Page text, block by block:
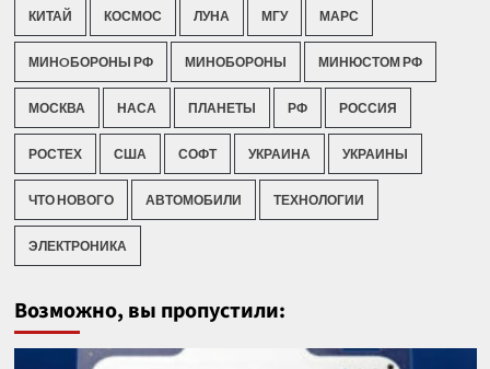
КИТАЙ КОСМОС ЛУНА МГУ МАРС
МИНOБОРОНЫ РФ МИНОБОРОНЫ МИНЮСТОМ РФ
МОСКВА НАСА ПЛАНЕТЫ РФ РОССИЯ
РОСТЕХ США СОФТ УКРАИНА УКРАИНЫ
ЧТО НОВОГО АВТОМОБИЛИ ТЕХНОЛОГИИ
ЭЛЕКТРОНИКА
Возможно, вы пропустили: